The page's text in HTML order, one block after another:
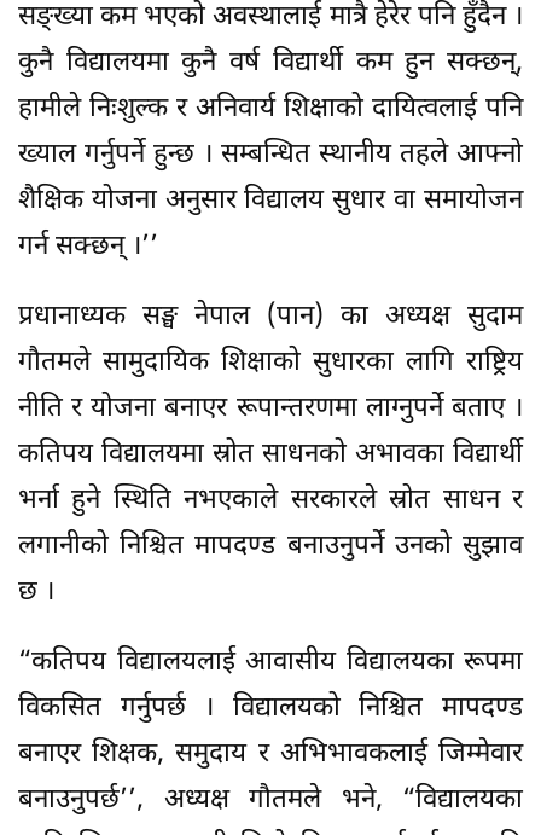
सङ्ख्या कम भएको अवस्थालाई मात्रै हेरेर पनि हुँदैन ।
कुनै विद्यालयमा कुनै वर्ष विद्यार्थी कम हुन सक्छन्,
हामीले निःशुल्क र अनिवार्य शिक्षाको दायित्वलाई पनि
ख्याल गर्नुपर्ने हुन्छ । सम्बन्धित स्थानीय तहले आफ्नो
शैक्षिक योजना अनुसार विद्यालय सुधार वा समायोजन
गर्न सक्छन् ।’’
प्रधानाध्यक सङ्घ नेपाल (पान) का अध्यक्ष सुदाम
गौतमले सामुदायिक शिक्षाको सुधारका लागि राष्ट्रिय
नीति र योजना बनाएर रूपान्तरणमा लाग्नुपर्ने बताए ।
कतिपय विद्यालयमा स्रोत साधनको अभावका विद्यार्थी
भर्ना हुने स्थिति नभएकाले सरकारले स्रोत साधन र
लगानीको निश्चित मापदण्ड बनाउनुपर्ने उनको सुझाव
छ ।
“कतिपय विद्यालयलाई आवासीय विद्यालयका रूपमा
विकसित गर्नुपर्छ । विद्यालयको निश्चित मापदण्ड
बनाएर शिक्षक, समुदाय र अभिभावकलाई जिम्मेवार
बनाउनुपर्छ’’, अध्यक्ष गौतमले भने, “विद्यालयका